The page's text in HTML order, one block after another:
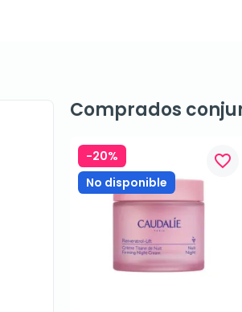
Comprados
-20%
No disponible
favorite_border